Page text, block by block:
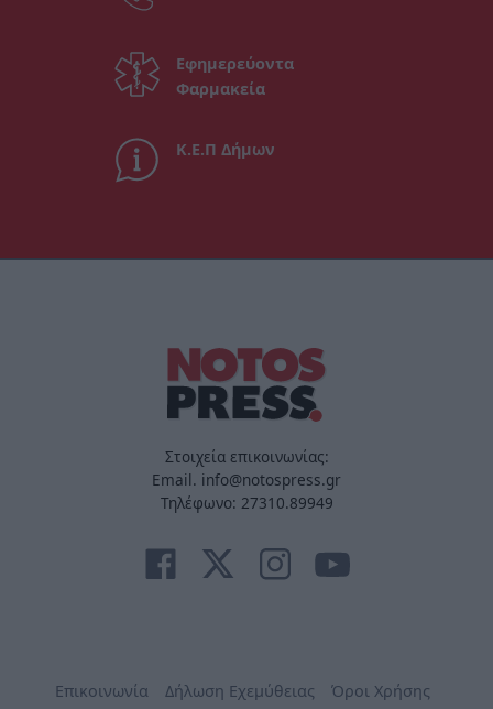
Εφημερεύοντα
Φαρμακεία
Κ.Ε.Π Δήμων
Στοιχεία επικοινωνίας:
Email. info@notospress.gr
Τηλέφωνο: 27310.89949
Επικοινωνία Δήλωση Εχεμύθειας Όροι Χρήσης